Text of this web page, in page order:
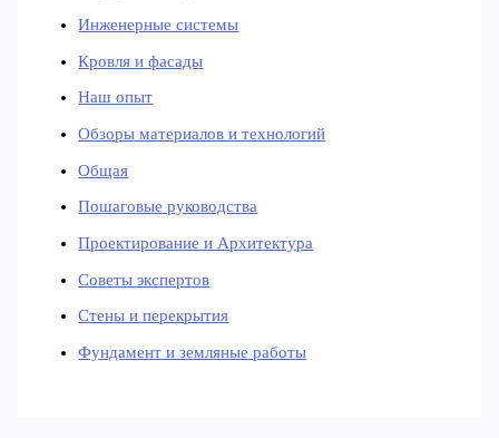
Инженерные системы
Кровля и фасады
Наш опыт
Обзоры материалов и технологий
Общая
Пошаговые руководства
Проектирование и Архитектура
Советы экспертов
Стены и перекрытия
Фундамент и земляные работы